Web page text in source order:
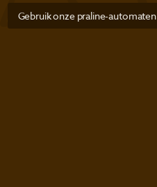
Gebruik onze praline-automaten